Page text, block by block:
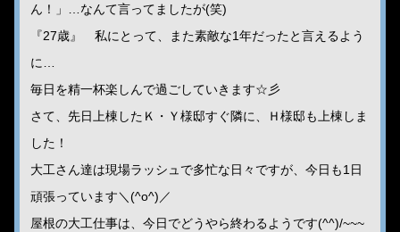
ん！」…なんて言ってましたが(笑)
『27歳』 私にとって、また素敵な1年だったと言えるよう
に…
毎日を精一杯楽しんで過ごしていきます☆彡
さて、先日上棟したＫ・Ｙ様邸すぐ隣に、Ｈ様邸も上棟しま
した！
大工さん達は現場ラッシュで多忙な日々ですが、今日も1日
頑張っています＼(^o^)／
屋根の大工仕事は、今日でどうやら終わるようです(^^)/~~~